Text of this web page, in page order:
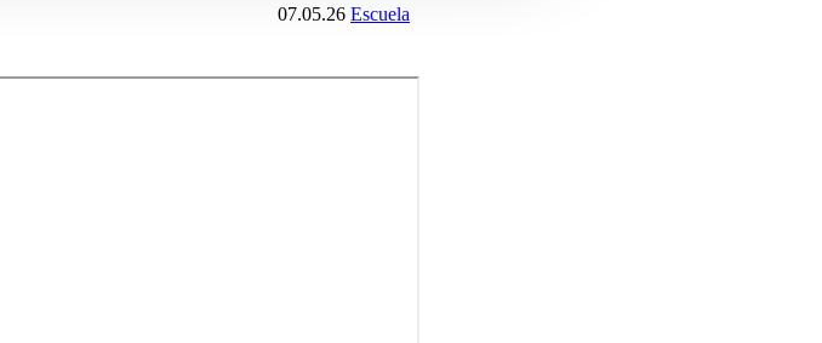
07.05.26 Escuela